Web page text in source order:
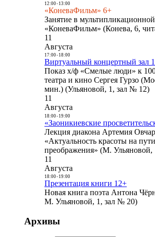
12:00- 13:00
«КоневаФильм» 6+
Занятие в
«КоневаФильм» (Конева, 6,
11
Августа
17:00- 18:00
Виртуальный концертный зал
Показ х/ф «Смелые люди» к
театра и кино Сергея Гурзо
мин.) (Ульяновой, 1, зал № 12)
11
Августа
18:00- 19:00
«Заоникиевские
Лекция диакона Артемия
«Актуальность красоты на
преображения» (М. Ульяновой,
11
Августа
18:00- 19:00
Презентация книги 12+
Новая книга поэта Антона
М. Ульяновой, 1, зал № 20)
Архивы